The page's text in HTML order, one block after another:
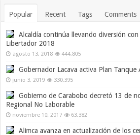
Popular Recent Tags Comments
Alcaldía continúa llevando diversión con
Libertador 2018
agosto 13, 2018 444,805
Gobernador Lacava activa Plan Tanque
junio 3, 2019 330,395
Gobierno de Carabobo decretó 13 de
Regional No Laborable
noviembre 10, 2017 63,382
Alimca avanza en actualización de los